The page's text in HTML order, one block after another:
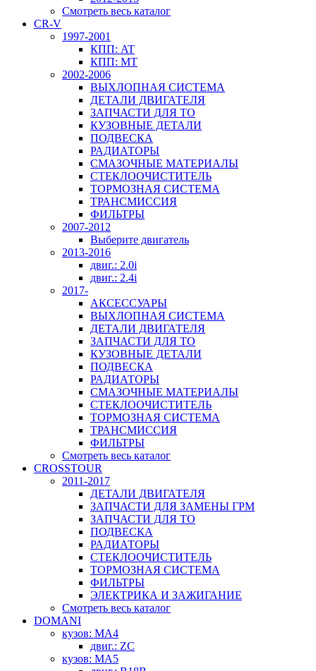
Смотреть весь каталог
CR-V
1997-2001
КПП: AT
КПП: MT
2002-2006
ВЫХЛОПНАЯ СИСТЕМА
ДЕТАЛИ ДВИГАТЕЛЯ
ЗАПЧАСТИ ДЛЯ ТО
КУЗОВНЫЕ ДЕТАЛИ
ПОДВЕСКА
РАДИАТОРЫ
СМАЗОЧНЫЕ МАТЕРИАЛЫ
СТЕКЛООЧИСТИТЕЛЬ
ТОРМОЗНАЯ СИСТЕМА
ТРАНСМИССИЯ
ФИЛЬТРЫ
2007-2012
Выберите двигатель
2013-2016
двиг.: 2.0i
двиг.: 2.4i
2017-
АКСЕССУАРЫ
ВЫХЛОПНАЯ СИСТЕМА
ДЕТАЛИ ДВИГАТЕЛЯ
ЗАПЧАСТИ ДЛЯ ТО
КУЗОВНЫЕ ДЕТАЛИ
ПОДВЕСКА
РАДИАТОРЫ
СМАЗОЧНЫЕ МАТЕРИАЛЫ
СТЕКЛООЧИСТИТЕЛЬ
ТОРМОЗНАЯ СИСТЕМА
ТРАНСМИССИЯ
ФИЛЬТРЫ
Смотреть весь каталог
CROSSTOUR
2011-2017
ДЕТАЛИ ДВИГАТЕЛЯ
ЗАПЧАСТИ ДЛЯ ЗАМЕНЫ ГРМ
ЗАПЧАСТИ ДЛЯ ТО
ПОДВЕСКА
РАДИАТОРЫ
СТЕКЛООЧИСТИТЕЛЬ
ТОРМОЗНАЯ СИСТЕМА
ФИЛЬТРЫ
ЭЛЕКТРИКА И ЗАЖИГАНИЕ
Смотреть весь каталог
DOMANI
кузов: MA4
двиг.: ZC
кузов: MA5